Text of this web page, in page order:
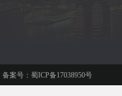
备案号：蜀ICP备17038950号